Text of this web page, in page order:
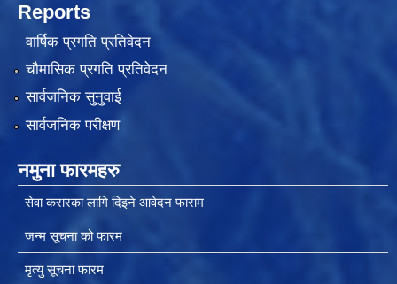
Reports
वार्षिक प्रगति प्रतिवेदन
चौमासिक प्रगति प्रतिवेदन
सार्वजनिक सुनुवाई
सार्वजनिक परीक्षण
नमुना फारमहरु
सेवा करारका लागि दिइने आवेदन फाराम
जन्म सूचना को फारम
मृत्यु सूचना फारम